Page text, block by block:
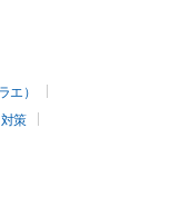
エ）
策